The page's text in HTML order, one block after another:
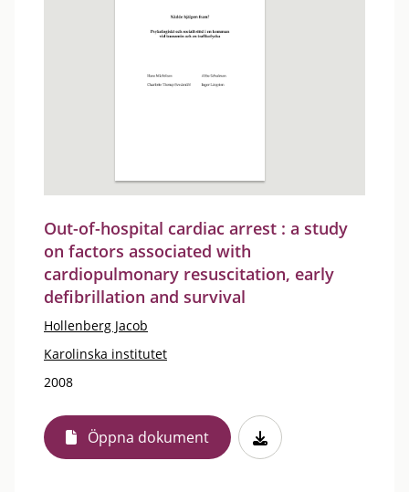
Out-of-hospital cardiac arrest : a study
on factors associated with
cardiopulmonary resuscitation, early
defibrillation and survival
Hollenberg Jacob
Karolinska institutet
2008
Öppna dokument